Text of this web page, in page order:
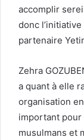
accomplir
donc
partenaire
Zehra
a quant à elle
organisation
important pour
musulmans et